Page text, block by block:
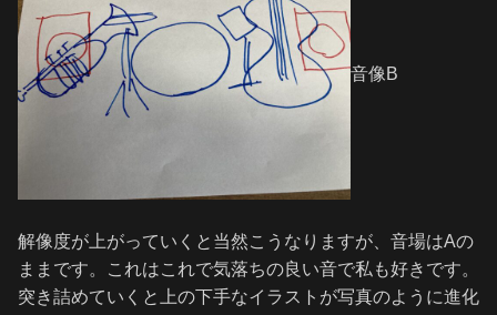
音像B
解像度が上がっていくと当然こうなりますが、音場はAの
ままです。これはこれで気落ちの良い音で私も好きです。
突き詰めていくと上の下手なイラストが写真のように進化